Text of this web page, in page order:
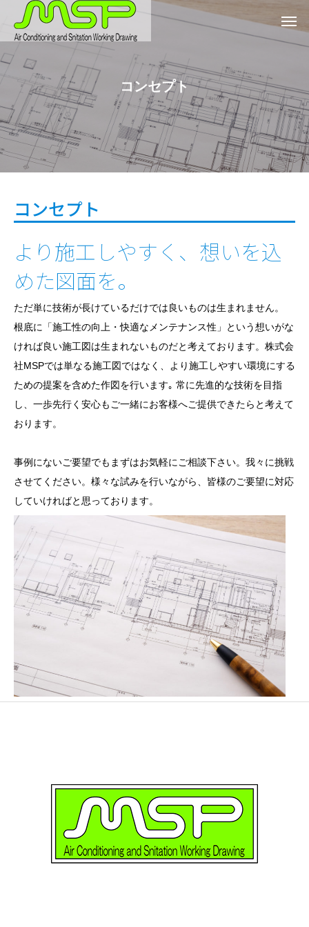
コンセプト
コンセプト
より施工しやすく、想いを込
めた図面を。
ただ単に技術が長けているだけでは良いものは生まれません。
根底に「施工性の向上・快適なメンテナンス性」という想いがな
ければ良い施工図は生まれないものだと考えております。株式会
社MSPでは単なる施工図ではなく、より施工しやすい環境にする
ための提案を含めた作図を行います｡ 常に先進的な技術を目指
し、一歩先行く安心もご一緒にお客様へご提供できたらと考えて
おります。
事例にないご要望でもまずはお気軽にご相談下さい。我々に挑戦
させてください。様々な試みを行いながら、皆様のご要望に対応
していければと思っております。